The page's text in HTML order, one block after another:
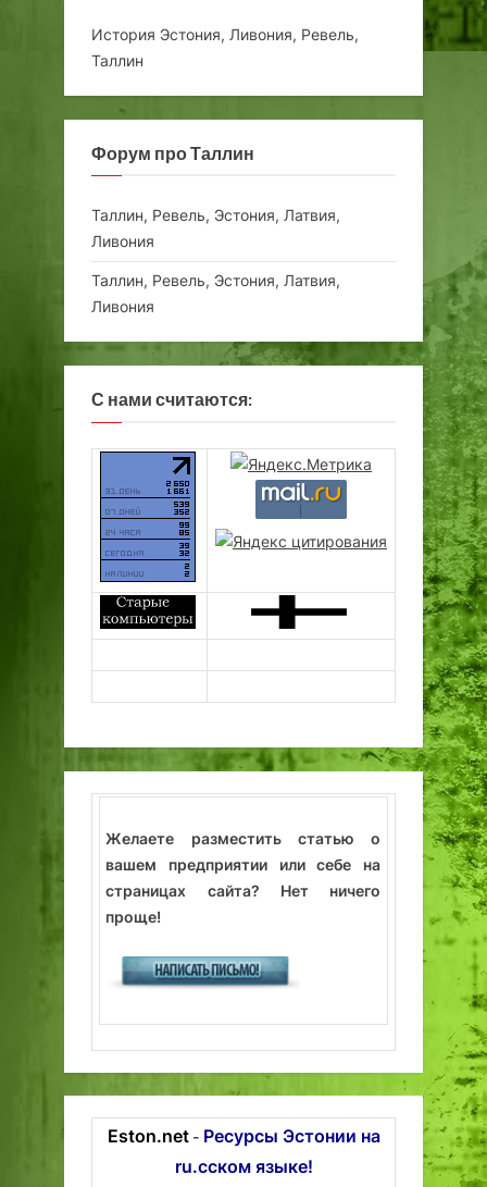
История Эстония, Ливония, Ревель,
Таллин
Форум про Таллин
Таллин, Ревель, Эстония, Латвия,
Ливония
Таллин, Ревель, Эстония, Латвия,
Ливония
С нами считаются:
Желаете разместить статью о
вашем предприятии или себе на
страницах сайта? Нет ничего
проще!
Eston.net- Ресурсы Эстонии на
ru.сском языке!